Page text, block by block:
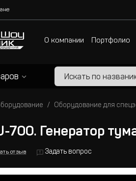
О компании Портфолио
Оборудование для
700. Генератор
отзыв Задать вопрос